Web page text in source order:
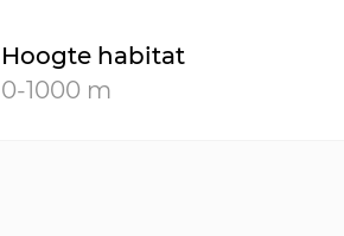
Hoogte habitat
0-1000 m